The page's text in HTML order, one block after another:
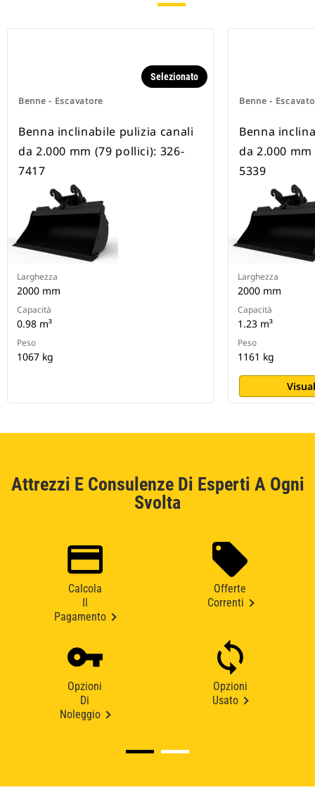
Benne - Escavatore
Selezionato
Benna inclinabile pulizia canali
da 2.000 mm (79 pollici): 326-
7417
Larghezza
2000 mm
Capacità
0.98 m³
Peso
1067 kg
Benne -
Benna
da 2.000
5339
Larghezza
2000 mm
Capacità
1.23 m³
Peso
1161 kg
Attrezzi E Consulenze Di Esperti A Ogni
Svolta
Calcola
Pagamento
Offerte
Correnti
Opzioni
Di
Noleggio
Opzioni
Usato